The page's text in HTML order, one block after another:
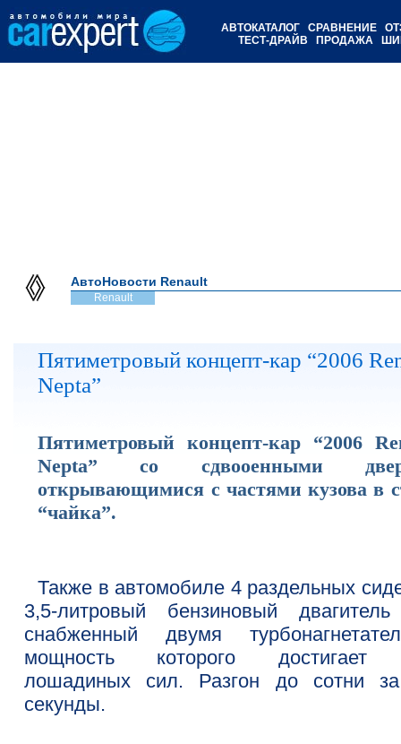
АВТОКАТАЛОГ СРАВНЕНИЕ
ТЕСТ-ДРАЙВ
ПРОДАЖА
АвтоНовости Renault
Renault
Пятиметровый концепт-кар “2006
Nepta”
Пятиметровый концепт-кар “2006
Nepta” со сдвооенными
открывающимися с частями кузова в
“чайка”.
Также в автомобиле 4 раздельных
3,5-литровый бензиновый
снабженный двумя
мощность которого достигает
лошадиных сил. Разгон до сотни
секунды.